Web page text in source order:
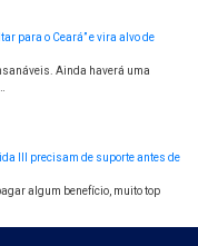
para o Ceará” e vira alvo de
Ainda haverá uma
III precisam de suporte antes de
algum benefício, muito top